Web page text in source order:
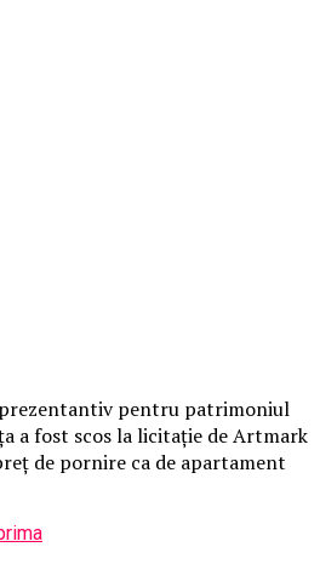
pentru patrimoniul
a fost scos la licitație de Artmark
de pornire ca de apartament